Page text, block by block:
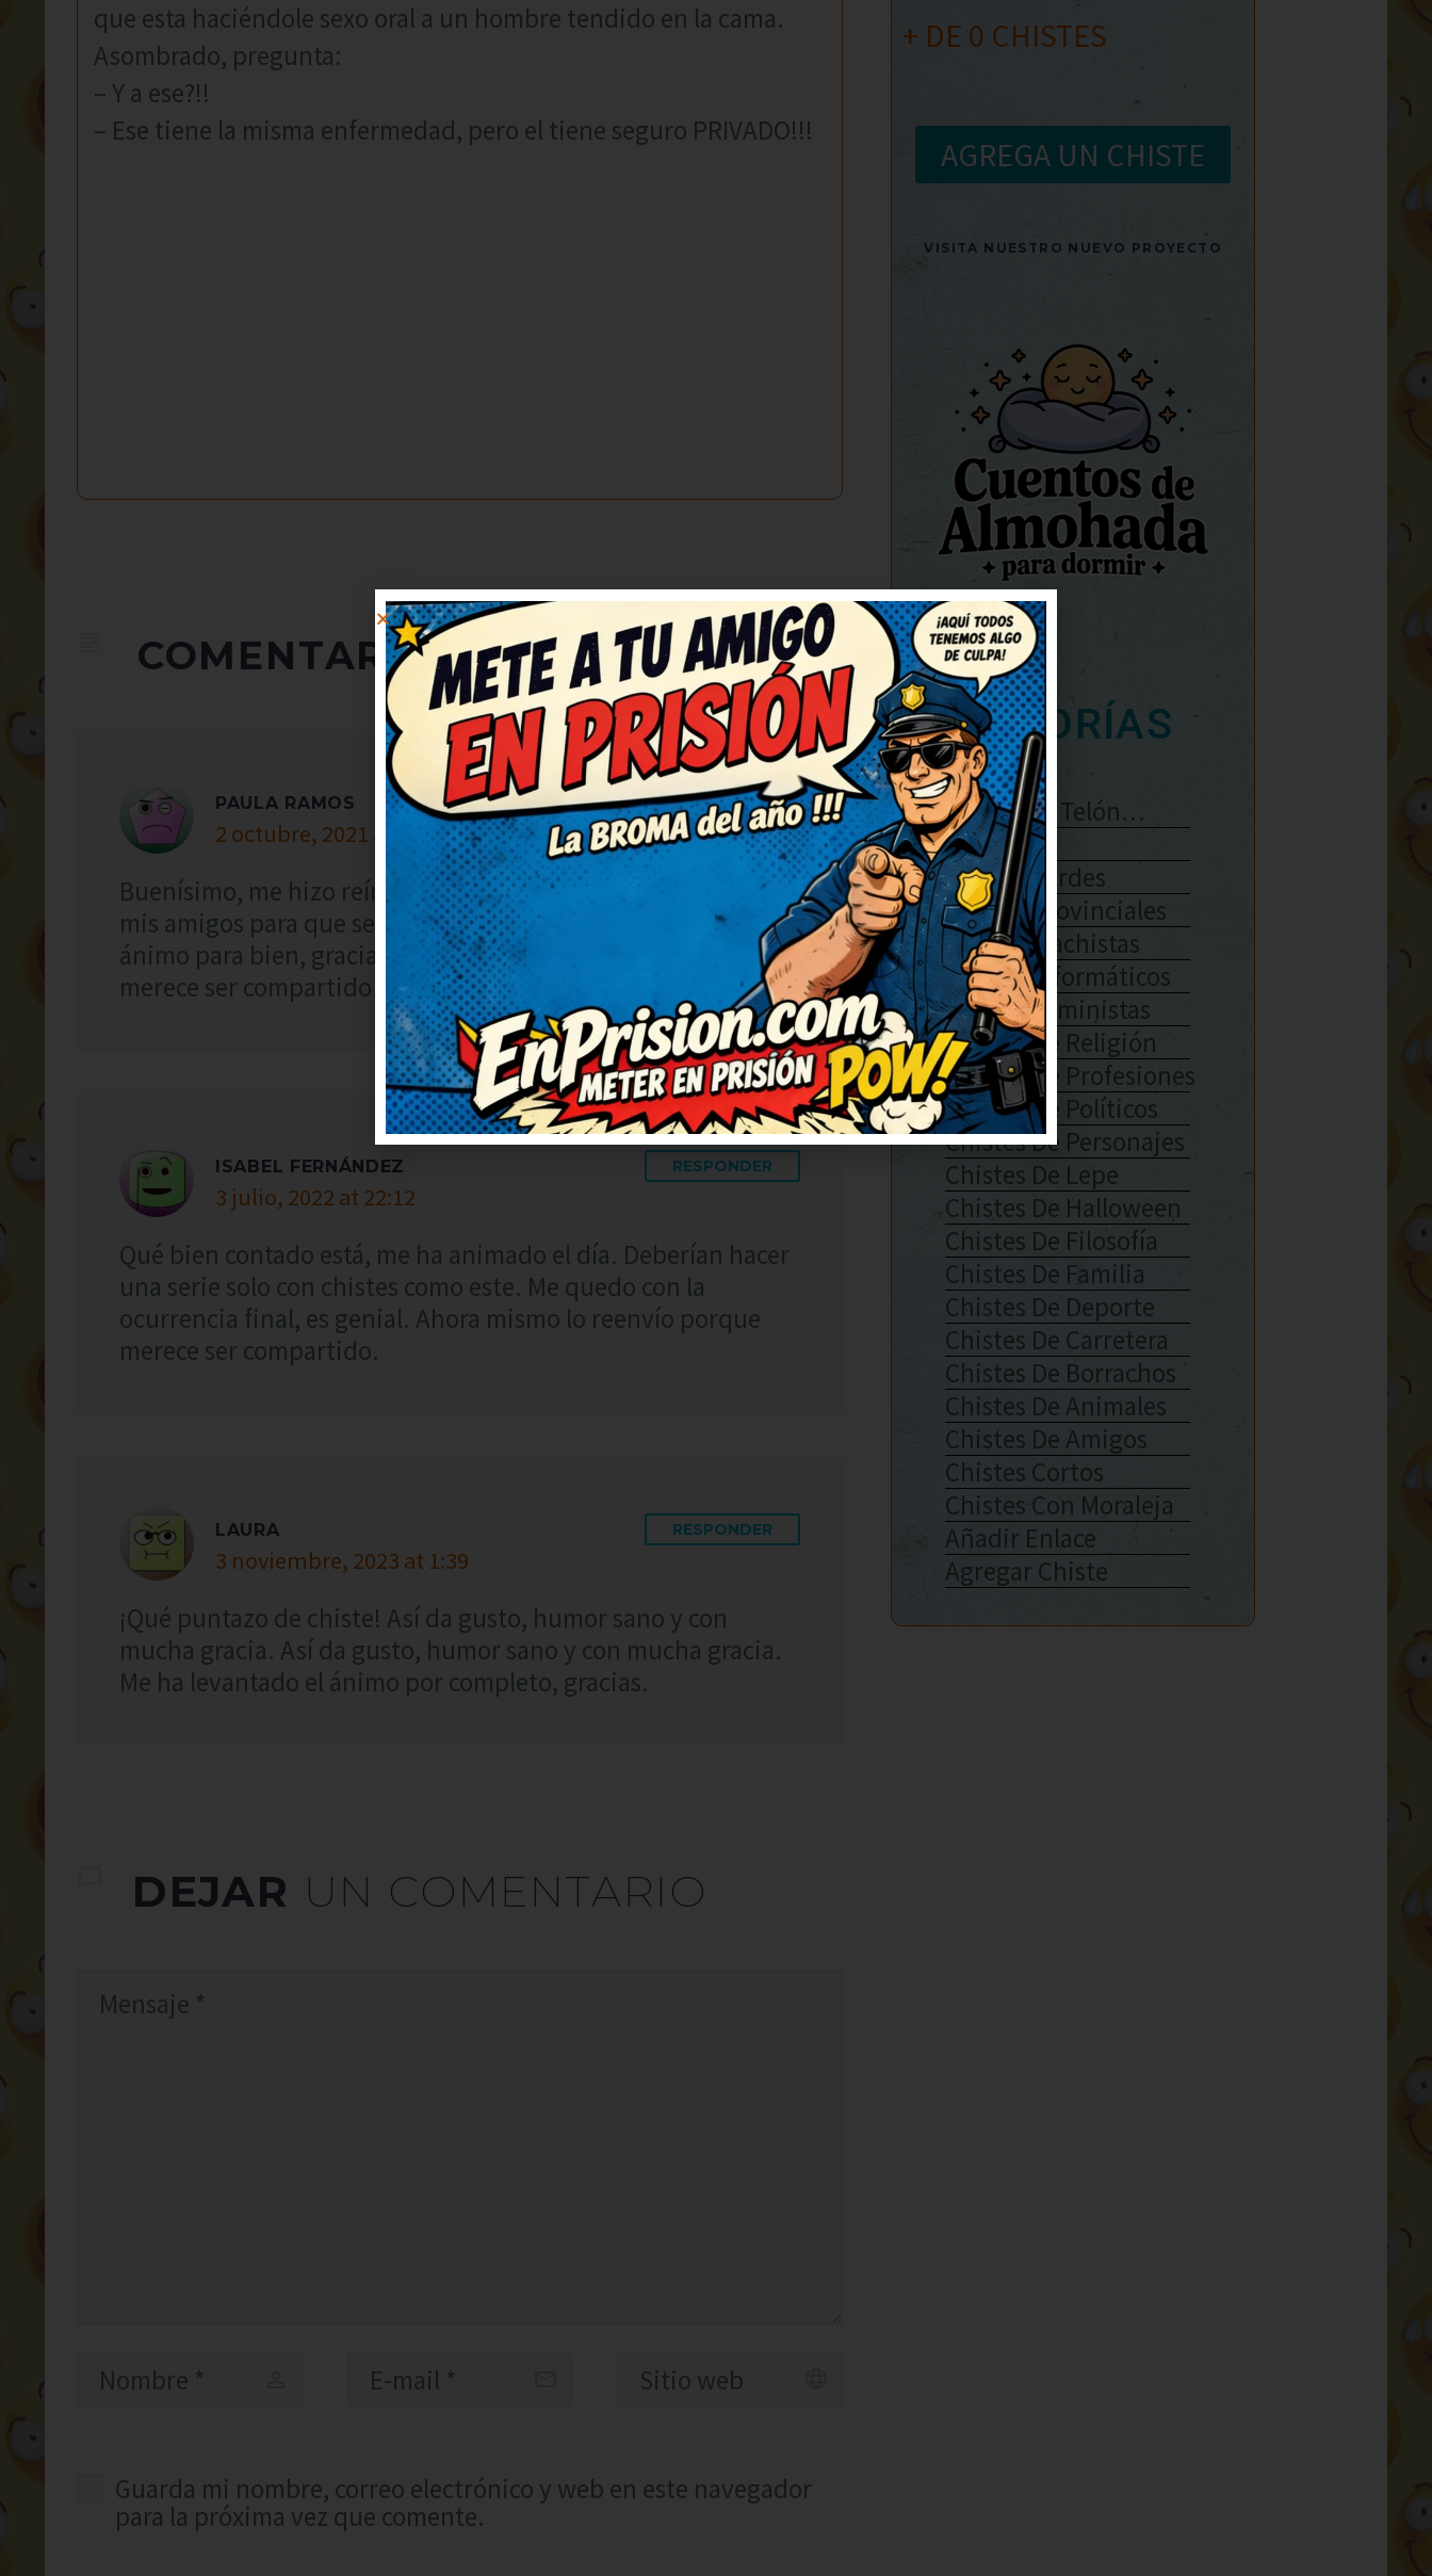
que esta haciéndole sexo oral a un hombre tendido en la cama.
Asombrado, pregunta:
– Y a ese?!!
– Ese tiene la misma enfermedad, pero el tiene seguro PRIVADO!!!
COMENTARIOS(3)
PAULA RAMOS
2 octubre, 2021 at 13:43
RESPONDER
Buenísimo, me hizo reír a carcajadas. Lo voy a compartir con
mis amigos para que se rían también. Me ha cambiado el
ánimo para bien, gracias. Ahora mismo lo reenvío porque
merece ser compartido.
ISABEL FERNÁNDEZ
3 julio, 2022 at 22:12
RESPONDER
Qué bien contado está, me ha animado el día. Deberían hacer
una serie solo con chistes como este. Me quedo con la
ocurrencia final, es genial. Ahora mismo lo reenvío porque
merece ser compartido.
LAURA
3 noviembre, 2023 at 1:39
RESPONDER
¡Qué puntazo de chiste! Así da gusto, humor sano y con
mucha gracia. Así da gusto, humor sano y con mucha gracia.
Me ha levantado el ánimo por completo, gracias.
DEJAR UN COMENTARIO
Guarda mi nombre, correo electrónico y web en este navegador
para la próxima vez que comente.
+ DE 0 CHISTES
AGREGA UN CHISTE
VISITA NUESTRO NUEVO PROYECTO
CATEGORÍAS
Se Abre El Telón…
Enlaces
Chistes Verdes
Chistes Provinciales
Chistes Machistas
Chistes Informáticos
Chistes Feministas
Chistes De Religión
Chistes De Profesiones
Chistes De Políticos
Chistes De Personajes
Chistes De Lepe
Chistes De Halloween
Chistes De Filosofía
Chistes De Familia
Chistes De Deporte
Chistes De Carretera
Chistes De Borrachos
Chistes De Animales
Chistes De Amigos
Chistes Cortos
Chistes Con Moraleja
Añadir Enlace
Agregar Chiste